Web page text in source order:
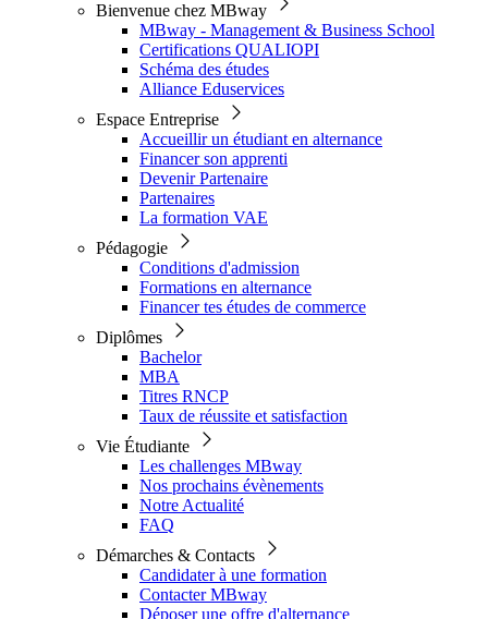
Bienvenue chez MBway
MBway - Management & Business School
Certifications QUALIOPI
Schéma des études
Alliance Eduservices
Espace Entreprise
Accueillir un étudiant en alternance
Financer son apprenti
Devenir Partenaire
Partenaires
La formation VAE
Pédagogie
Conditions d'admission
Formations en alternance
Financer tes études de commerce
Diplômes
Bachelor
MBA
Titres RNCP
Taux de réussite et satisfaction
Vie Étudiante
Les challenges MBway
Nos prochains évènements
Notre Actualité
FAQ
Démarches & Contacts
Candidater à une formation
Contacter MBway
Déposer une offre d'alternance